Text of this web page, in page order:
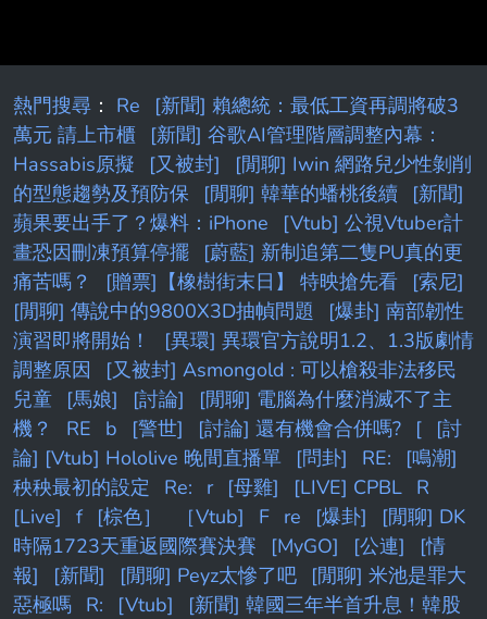
熱門搜尋 ： Re
[新聞] 賴總統：最低工資再調將破3
萬元 請上市櫃
[新聞] 谷歌AI管理階層調整內幕：
Hassabis原擬
[又被封]
[閒聊] Iwin 網路兒少性剝削
的型態趨勢及預防保
[閒聊] 韓華的蟠桃後續
[新聞]
蘋果要出手了？爆料：iPhone
[Vtub] 公視Vtuber計
畫恐因刪凍預算停擺
[蔚藍] 新制追第二隻PU真的更
痛苦嗎？
[贈票]【橡樹街末日】 特映搶先看
[索尼]
[閒聊] 傳說中的9800X3D抽幀問題
[爆卦] 南部韌性
演習即將開始！
[異環] 異環官方說明1.2、1.3版劇情
調整原因
[又被封] Asmongold : 可以槍殺非法移民
兒童
[馬娘] [討論]
[閒聊] 電腦為什麼消滅不了主
機？
RE b [警世] [討論] 還有機會合併嗎? [
[討
論] [Vtub] Hololive 晚間直播單
[問卦] RE:
[鳴潮]
秧秧最初的設定
Re: r [母雞] [LIVE] CPBL R
[Live]
f [棕色］ ［Vtub] F re [爆卦]
[閒聊] DK
時隔1723天重返國際賽決賽
[MyGO] [公連]
[情
報]
[新聞] [閒聊] Peyz太慘了吧
[閒聊] 米池是罪大
惡極嗎 R: [Vtub]
[新聞] 韓國三年半首升息！韓股